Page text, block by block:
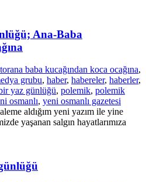
Ana-Baba
ana baba kucağından koca ocağına,
grubu, haber, habereler, haberler,
yaz günlüğü, polemik, polemik
osmanlı, yeni osmanlı gazetesi
aldığım yeni yazım ile yine
yaşanan salgın hayatlarımıza